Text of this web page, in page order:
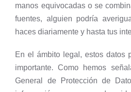
manos equivocadas o se
fuentes, alguien podría
haces diariamente y hasta tus
En el ámbito legal, estos datos
importante. Como hemos
General de Protección de